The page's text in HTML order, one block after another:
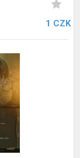
1 CZK